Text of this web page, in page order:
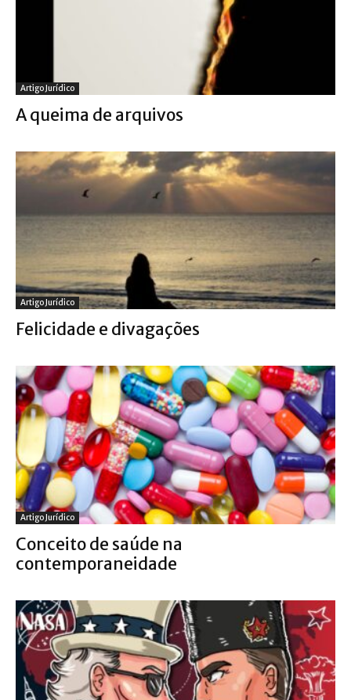
Artigo Jurídico
A queima de arquivos
Artigo Jurídico
Felicidade e divagações
Artigo Jurídico
Conceito de saúde na
contemporaneidade